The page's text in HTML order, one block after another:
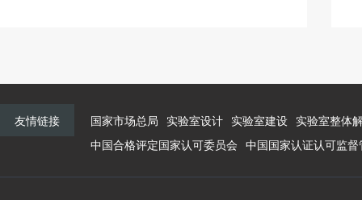
友情链接 国家市场总局 实验室设计 实验室建设 实验室整体
中国合格评定国家认可委员会 中国国家认证认可监